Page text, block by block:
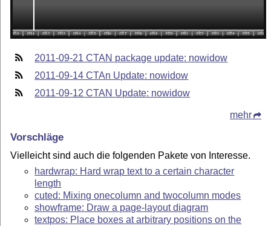
2011-09-21 CTAN package update: nowidow
2011-09-14 CTAn Update: nowidow
2011-09-12 CTAN Update: nowidow
mehr
Vorschläge
Vielleicht sind auch die folgenden Pakete von Interesse.
hardwrap: Hard wrap text to a certain character
length
cuted: Mixing onecolumn and twocolumn modes
showframe: Draw a page-layout diagram
textpos: Place boxes at arbitrary positions on the